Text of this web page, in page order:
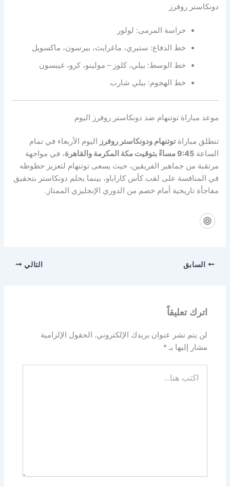
دونكاستر روفرز
حراسة المرمى: لولور
خط الدفاع: ستيري، ماغرايث، بيرسون، ماكسويل
خط الوسط: بيلي، كلوز – مولينو، كرو، غيبسون
خط الهجوم: بيلي شارب
موعد مباراة توتنهام ضد دونكاستر روفرز اليوم
تنطلق مباراةتوتنهام ودونكاستر روفرز
اليوم الأربعاء في تمام
الساعة9:45 مساءً بتوقيت مكة المكرمة والقاهرة
، في مواجهة
مرتقبة من جماهير الفريقين، حيث يسعى توتنهام لتعزيز حظوظه
في المنافسة على لقب كأس كاراباو، بينما يحلم دونكاستر بتحقيق
مفاجأة تاريخية أمام خصم من الدوري الإنجليزي الممتاز.
السابق التالي
اترك تعليقاً
لن يتم نشر عنوان بريدك الإلكتروني.
الحقول الإلزامية
مشار إليها بـ*
هنا...